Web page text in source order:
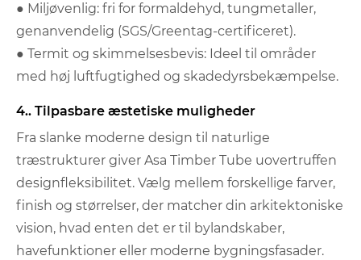
● Miljøvenlig: fri for formaldehyd, tungmetaller,
genanvendelig (SGS/Greentag-certificeret).
● Termit og skimmelsesbevis: Ideel til områder
med høj luftfugtighed og skadedyrsbekæmpelse.
4.. Tilpasbare æstetiske muligheder
Fra slanke moderne design til naturlige
træstrukturer giver Asa Timber Tube uovertruffen
designfleksibilitet. Vælg mellem forskellige farver,
finish og størrelser, der matcher din arkitektoniske
vision, hvad enten det er til bylandskaber,
havefunktioner eller moderne bygningsfasader.